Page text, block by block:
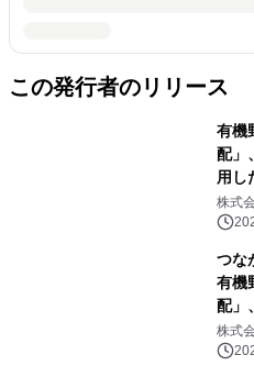
この発行者のリリース
有機
配」
用し
株式
つな
有機
配」
株式